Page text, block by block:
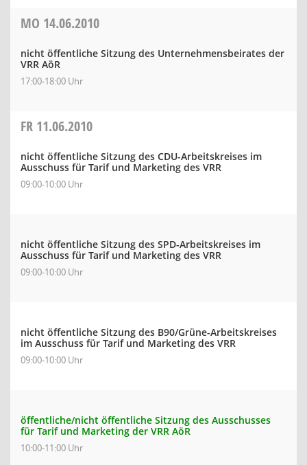
MO 14.06.2010
nicht öffentliche Sitzung des Unternehmensbeirates der
VRR AöR
17:00-18:00 Uhr
FR 11.06.2010
nicht öffentliche Sitzung des CDU-Arbeitskreises im
Ausschuss für Tarif und Marketing des VRR
09:00-10:00 Uhr
nicht öffentliche Sitzung des SPD-Arbeitskreises im
Ausschuss für Tarif und Marketing des VRR
09:00-10:00 Uhr
nicht öffentliche Sitzung des B90/Grüne-Arbeitskreises
im Ausschuss für Tarif und Marketing des VRR
09:00-10:00 Uhr
öffentliche/nicht öffentliche Sitzung des Ausschusses
für Tarif und Marketing der VRR AöR
10:00-11:00 Uhr